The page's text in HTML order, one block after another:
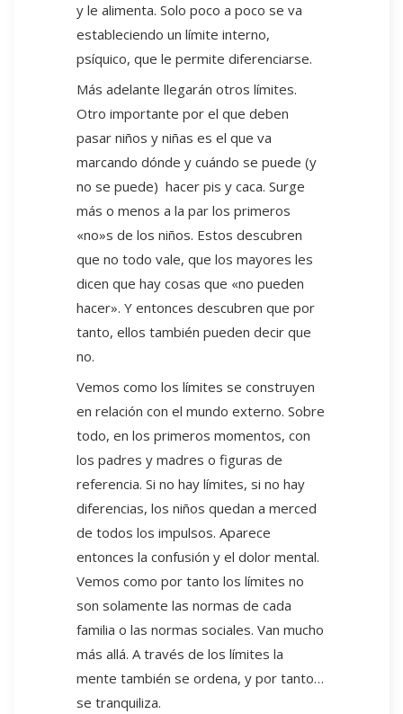
y le alimenta. Solo poco a poco se va
estableciendo un límite interno,
psíquico, que le permite diferenciarse.
Más adelante llegarán otros límites.
Otro importante por el que deben
pasar niños y niñas es el que va
marcando dónde y cuándo se puede (y
no se puede) hacer pis y caca. Surge
más o menos a la par los primeros
«no»s de los niños. Estos descubren
que no todo vale, que los mayores les
dicen que hay cosas que «no pueden
hacer». Y entonces descubren que por
tanto, ellos también pueden decir que
no.
Vemos como los límites se construyen
en relación con el mundo externo. Sobre
todo, en los primeros momentos, con
los padres y madres o figuras de
referencia. Si no hay límites, si no hay
diferencias, los niños quedan a merced
de todos los impulsos. Aparece
entonces la confusión y el dolor mental.
Vemos como por tanto los límites no
son solamente las normas de cada
familia o las normas sociales. Van mucho
más allá. A través de los límites la
mente también se ordena, y por tanto…
se tranquiliza.